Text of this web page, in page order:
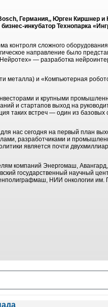
Германия,, Юрген Киршнер
инкубатор Технопарка
контроля сложного
направление было
— разработка
металла) и «Компьютерная
и крупными
и стартапов выход на
таких встреч — один из базовых
нас сегодня на первый план
разработчиками и
является почти
компаний Энергомаш,
государственный научный
НИИ онкологии им.